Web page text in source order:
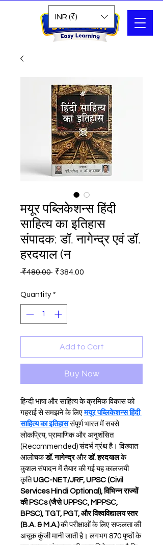
Search
INR (₹)
मयूर पब्लिकेशन्स हिंदी
साहित्य का इतिहास
संपादक: डॉ. नागेन्द्र एवं डॉ.
हरदयाल (न
₹480.00 Regular
₹384.00
Quantity *
Add to Cart
Buy Now
हिन्दी भाषा और साहित्य के क्रमिक विकास को
गहराई से समझने के लिए मयूर पब्लिकेशन्स हिंदी
साहित्य का इतिहास संपूर्ण भारत में सबसे
लोकप्रिय, प्रामाणिक और अनुशंसित
(Recommended) संदर्भ ग्रंथ है। विख्यात
आलोचक डॉ. नागेन्द्र और डॉ. हरदयाल के
कुशल संपादन में तैयार की गई यह कालजयी
कृति UGC-NET/JRF, UPSC (Civil
Services Hindi Optional), विभिन्न राज्यों
की PSCs (जैसे UPPSC, MPPSC,
BPSC), TGT, PGT, और विश्वविद्यालय स्तर
(B.A. & M.A.) की परीक्षाओं के लिए सफलता की
अचूक कुंजी मानी जाती है। लगभग 870 पृष्ठों के